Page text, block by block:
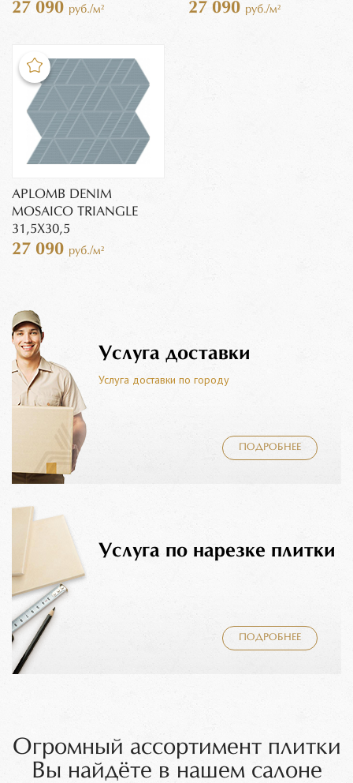
27 090 руб./м² 27 090 руб./м²
APLOMB DENIM
MOSAICO TRIANGLE
31,5X30,5
27 090 руб./м²
Услуга доставки
Услуга доставки по городу
ПОДРОБНЕЕ
Услуга по нарезке плитки
ПОДРОБНЕЕ
Огромный ассортимент плитки
Вы найдёте в нашем салоне